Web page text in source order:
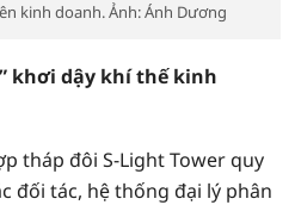
kinh doanh. Ảnh: Ánh Dương
khơi dậy khí thế kinh
tháp đôi S-Light Tower quy
đối tác, hệ thống đại lý phân